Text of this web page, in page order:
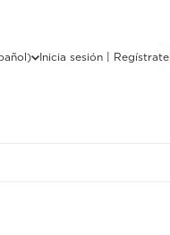
Inicia sesión | Regístrate